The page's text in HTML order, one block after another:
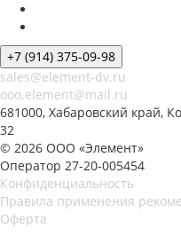
+7 (914) 375-09-98
sales@element-dv.ru
ooo.element@mail.ru
681000, Хабаровский край,
32
© 2026 ООО «Элемент»
Оператор 27-20-005454
Конфиденциальность
Правила применения
Оферта